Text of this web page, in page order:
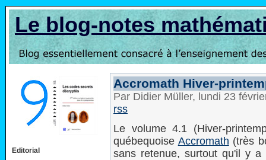
Le blog-notes
Editorial
Accromath Hiver-
Par Didier Müller, lundi 23
rss
Le volume 4.1 (Hiver-
québequoise Accromath (très
sans retenue, surtout qu'il y a